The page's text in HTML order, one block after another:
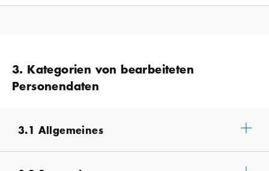
3. Kategorien von bearbeiteten
Personendaten
3.1 Allgemeines